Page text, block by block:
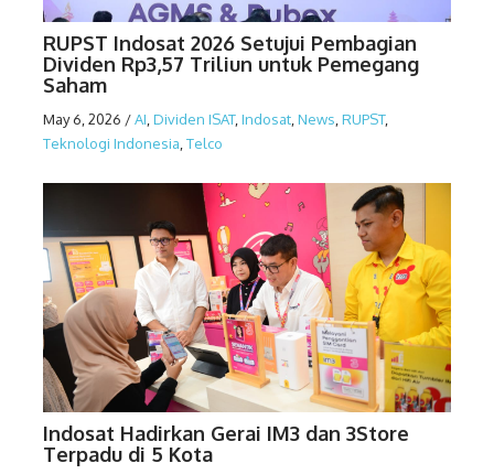
RUPST Indosat 2026 Setujui Pembagian
Dividen Rp3,57 Triliun untuk Pemegang
Saham
May 6, 2026 /AI Dividen ISAT, Indosat News RUPST,
Teknologi Indonesia Telco
Indosat Hadirkan Gerai IM3 dan 3Store
Terpadu di 5 Kota